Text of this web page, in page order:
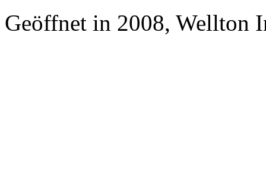
Geöffnet in 2008, Wellton